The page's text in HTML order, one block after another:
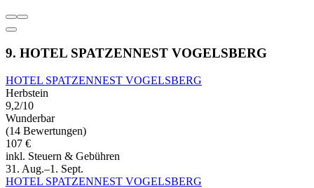
9. HOTEL SPATZENNEST VOGELSBERG
HOTEL SPATZENNEST VOGELSBERG
Herbstein
9,2/10
Wunderbar
(14 Bewertungen)
107 €
inkl. Steuern & Gebühren
31. Aug.–1. Sept.
HOTEL SPATZENNEST VOGELSBERG